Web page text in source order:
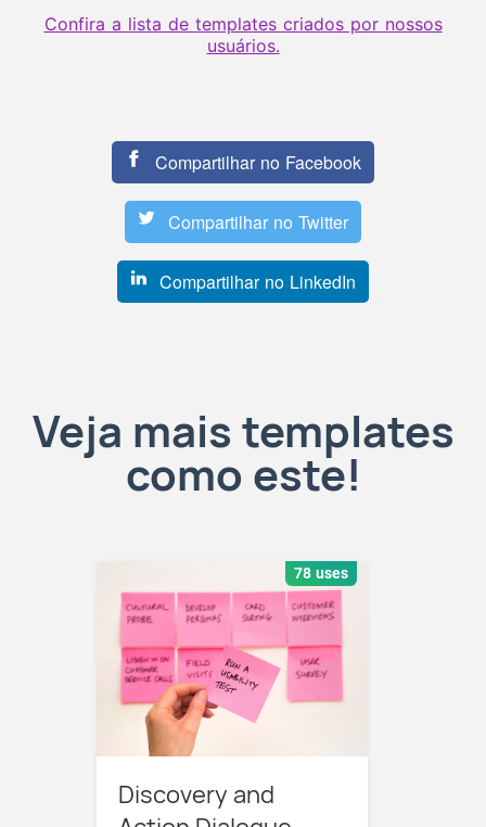
Confira a lista de templates criados por nossos
usuários.
Compartilhar no Facebook
Compartilhar no Twitter
Compartilhar no LinkedIn
Veja mais templates
como este!
78 uses
Discovery and